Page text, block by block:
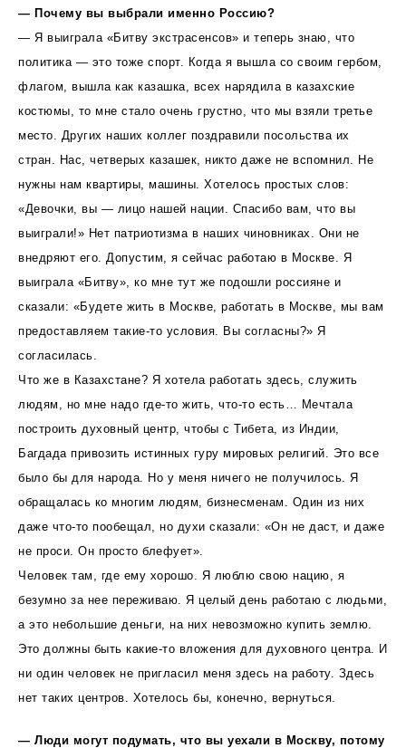
— Почему вы выбрали именно Россию?
— Я выиграла «Битву экстрасенсов» и теперь знаю, что
политика — это тоже спорт. Когда я вышла со своим гербом,
флагом, вышла как казашка, всех нарядила в казахские
костюмы, то мне стало очень грустно, что мы взяли третье
место. Других наших коллег поздравили посольства их
стран. Нас, четверых казашек, никто даже не вспомнил. Не
нужны нам квартиры, машины. Хотелось простых слов:
«Девочки, вы — лицо нашей нации. Спасибо вам, что вы
выиграли!» Нет патриотизма в наших чиновниках. Они не
внедряют его. Допустим, я сейчас работаю в Москве. Я
выиграла «Битву», ко мне тут же подошли россияне и
сказали: «Будете жить в Москве, работать в Москве, мы вам
предоставляем такие-то условия. Вы согласны?» Я
согласилась.
Что же в Казахстане? Я хотела работать здесь, служить
людям, но мне надо где-то жить, что-то есть… Мечтала
построить духовный центр, чтобы с Тибета, из Индии,
Багдада привозить истинных гуру мировых религий. Это все
было бы для народа. Но у меня ничего не получилось. Я
обращалась ко многим людям, бизнесменам. Один из них
даже что-то пообещал, но духи сказали: «Он не даст, и даже
не проси. Он просто блефует».
Человек там, где ему хорошо. Я люблю свою нацию, я
безумно за нее переживаю. Я целый день работаю с людьми,
а это небольшие деньги, на них невозможно купить землю.
Это должны быть какие-то вложения для духовного центра. И
ни один человек не пригласил меня здесь на работу. Здесь
нет таких центров. Хотелось бы, конечно, вернуться.
— Люди могут подумать, что вы уехали в Москву, потому